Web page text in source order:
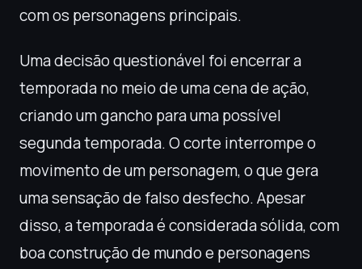
com os personagens principais.
Uma decisão questionável foi encerrar a
temporada no meio de uma cena de ação,
criando um gancho para uma possível
segunda temporada. O corte interrompe o
movimento de um personagem, o que gera
uma sensação de falso desfecho. Apesar
disso, a temporada é considerada sólida, com
boa construção de mundo e personagens